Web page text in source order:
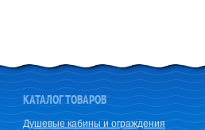
КАТАЛОГ ТОВАРОВ
Душевые кабины и ограждения